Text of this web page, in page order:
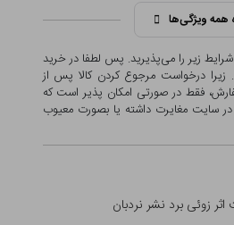
ویژگی‌ها
زیر را می‌پذیرید. پس لطفا در خرید
درخواست مرجوع کردن کالا پس از
فقط در صورتی امکان پذیر است که
سایت مغایرت داشته یا بصورت معيوب
زوئی برد نشر نردبان